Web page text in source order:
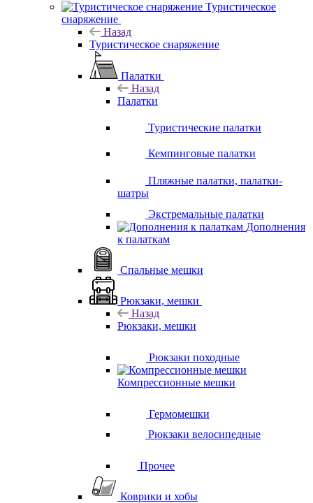
Туристическое
снаряжение
Назад
Туристическое снаряжение
Палатки
Назад
Палатки
Туристические палатки
Кемпинговые палатки
Пляжные палатки, палатки-
шатры
Экстремальные палатки
Дополнения
к палаткам
Спальные мешки
Рюкзаки, мешки
Назад
Рюкзаки, мешки
Рюкзаки походные
Компрессионные мешки
Гермомешки
Рюкзаки велосипедные
Прочее
Коврики и хобы